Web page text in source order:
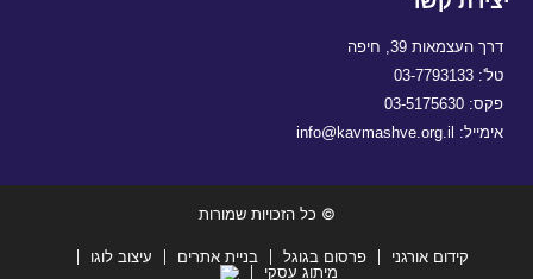
דרך העצמאות 39, חיפה
טל': 03-7793133
פקס: 03-5175630
אימייל: info@kavmashve.org.il
© כל הזכויות שמורות
קידום אורגני פרסום בגוגל בניית אתרים
עיצוב לוגו
מיתוג עסקי